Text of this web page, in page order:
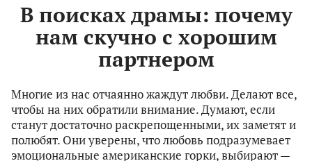
В поисках драмы: почему
нам скучно с хорошим
партнером
Многие из нас отчаянно жаждут любви. Делают все,
чтобы на них обратили внимание. Думают, если
станут достаточно раскрепощенными, их заметят и
полюбят. Они уверены, что любовь подразумевает
эмоциональные американские горки, выбирают —